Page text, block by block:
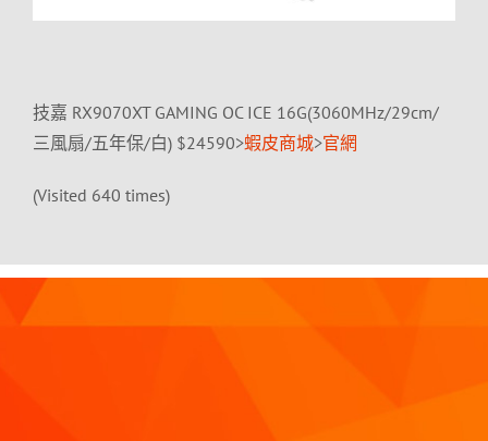
技嘉 RX9070XT GAMING OC ICE 16G(3060MHz/29cm/
三風扇/五年保/白) $24590>蝦皮商城>官網
(Visited 640 times)